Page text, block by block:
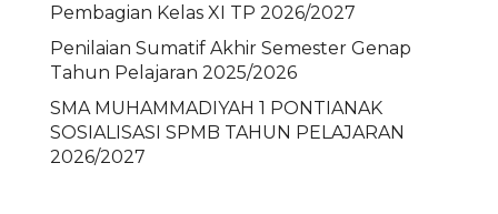
Pembagian Kelas XI TP 2026/2027
Penilaian Sumatif Akhir Semester Genap
Tahun Pelajaran 2025/2026
SMA MUHAMMADIYAH 1 PONTIANAK
SOSIALISASI SPMB TAHUN PELAJARAN
2026/2027